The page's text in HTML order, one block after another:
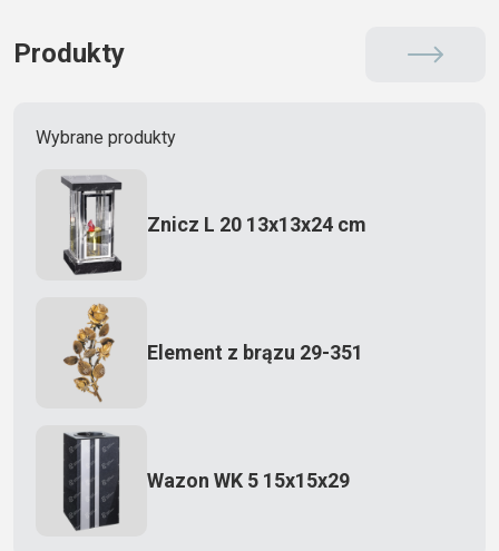
Produkty
Wybrane produkty
Znicz L 20 13x13x24 cm
Element z brązu 29-351
Wazon WK 5 15x15x29